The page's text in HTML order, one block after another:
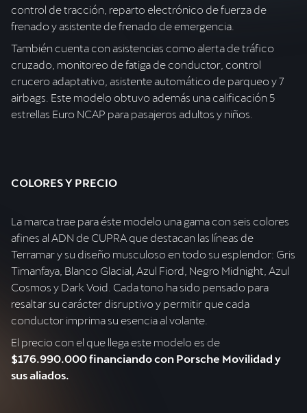
control de tracción, reparto electrónico de fuerza de
frenado y asistente de frenado de emergencia.
También cuenta con asistencias como alerta de tráfico
cruzado, monitoreo de fatiga de conductor, control
crucero adaptativo, asistente automático de parqueo y 7
airbags. Este modelo obtuvo además una calificación 5
estrellas Euro NCAP para pasajeros adultos y niños.
COLORES Y PRECIO
La marca trae para éste modelo una gama con seis colores
afines al ADN de CUPRA que destacan las líneas de
Terramar y su diseño musculoso en todo su esplendor: Gris
Timanfaya, Blanco Glacial, Azul Fiord, Negro Midnight, Azul
Cosmos y Dark Void. Cada tono ha sido pensado para
resaltar su carácter disruptivo y permitir que cada
conductor imprima su esencia al volante.
El precio con el que llega este modelo es de
$176.990.000 financiando con Porsche Movilidad y
sus aliados.